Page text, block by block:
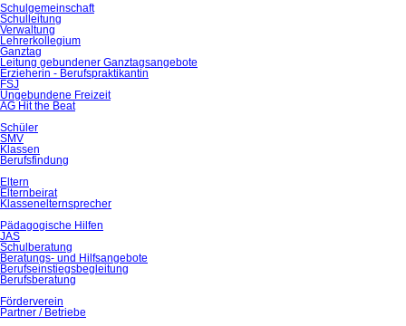
Schulgemeinschaft
Schulleitung
Verwaltung
Lehrerkollegium
Ganztag
Leitung gebundener Ganztagsangebote
Erzieherin - Berufspraktikantin
FSJ
Ungebundene Freizeit
AG Hit the Beat
Schüler
SMV
Klassen
Berufsfindung
Eltern
Elternbeirat
Klassenelternsprecher
Pädagogische Hilfen
JAS
Schulberatung
Beratungs- und Hilfsangebote
Berufseinstiegsbegleitung
Berufsberatung
Förderverein
Partner / Betriebe